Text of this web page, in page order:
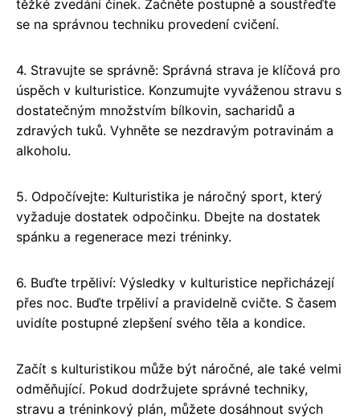
těžké zvedání činek. Začněte postupně a soustřeďte
se na správnou techniku provedení cvičení.
4. Stravujte se správně: Správná strava je klíčová pro
úspěch v kulturistice. Konzumujte vyváženou stravu s
dostatečným množstvím bílkovin, sacharidů a
zdravých tuků. Vyhněte se nezdravým potravinám a
alkoholu.
5. Odpočívejte: Kulturistika je náročný sport, který
vyžaduje dostatek odpočinku. Dbejte na dostatek
spánku a regenerace mezi tréninky.
6. Buďte trpěliví: Výsledky v kulturistice nepřicházejí
přes noc. Buďte trpěliví a pravidelně cvičte. S časem
uvidíte postupné zlepšení svého těla a kondice.
Začít s kulturistikou může být náročné, ale také velmi
odměňující. Pokud dodržujete správné techniky,
stravu a tréninkový plán, můžete dosáhnout svých